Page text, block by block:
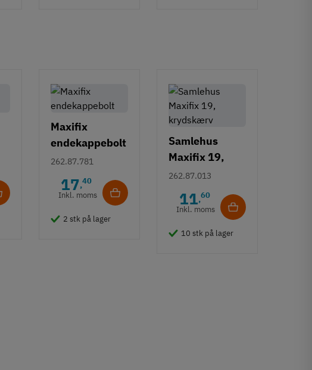
Maxifix
endekappebolt
262.87.781
17,40
Inkl. moms
2 stk på lager
Samlehus
Maxifix 19,
krydskærv
262.87.013
11,60
Inkl. moms
10 stk på lager